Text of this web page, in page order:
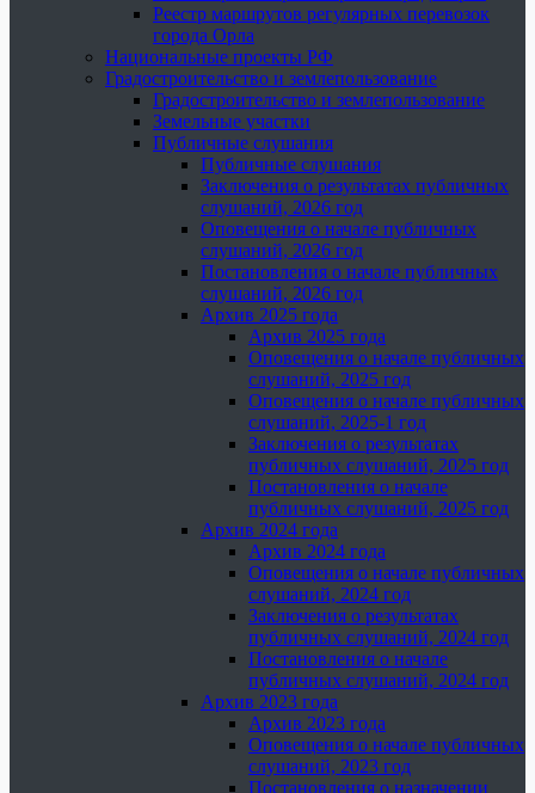
Реестр маршрутов регулярных перевозок
города Орла
Национальные проекты РФ
Градостроительство и землепользование
Градостроительство и землепользование
Земельные участки
Публичные слушания
Публичные слушания
Заключения о результатах публичных
слушаний, 2026 год
Оповещения о начале публичных
слушаний, 2026 год
Постановления о начале публичных
слушаний, 2026 год
Архив 2025 года
Архив 2025 года
Оповещения о начале публичных
слушаний, 2025 год
Оповещения о начале публичных
слушаний, 2025-1 год
Заключения о результатах
публичных слушаний, 2025 год
Постановления о начале
публичных слушаний, 2025 год
Архив 2024 года
Архив 2024 года
Оповещения о начале публичных
слушаний, 2024 год
Заключения о результатах
публичных слушаний, 2024 год
Постановления о начале
публичных слушаний, 2024 год
Архив 2023 года
Архив 2023 года
Оповещения о начале публичных
слушаний, 2023 год
Постановления о назначении